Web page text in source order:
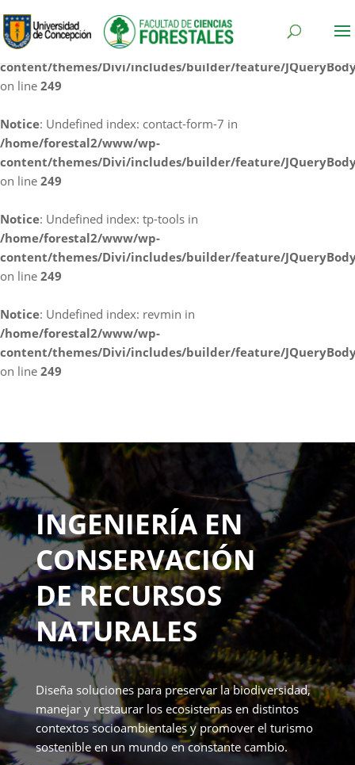
Notice: Undefined index: cf7rl-redirect_method in
/home/forestal2/www/wp-
content/themes/Divi/includes/builder/feature/
on line 249
Notice: Undefined index: contact-form-7 in
/home/forestal2/www/wp-
content/themes/Divi/includes/builder/feature/
on line 249
Notice: Undefined index: tp-tools in
/home/forestal2/www/wp-
content/themes/Divi/includes/builder/feature/
on line 249
Notice: Undefined index: revmin in
/home/forestal2/www/wp-
content/themes/Divi/includes/builder/feature/
on line 249
INGENIERÍA EN
CONSERVACIÓN
DE RECURSOS
NATURALES
Diseña soluciones para preservar la biodiversidad,
manejar y restaurar los ecosistemas en distintos
contextos socioambientales y promover el turismo
sostenible en un mundo en constante cambio.